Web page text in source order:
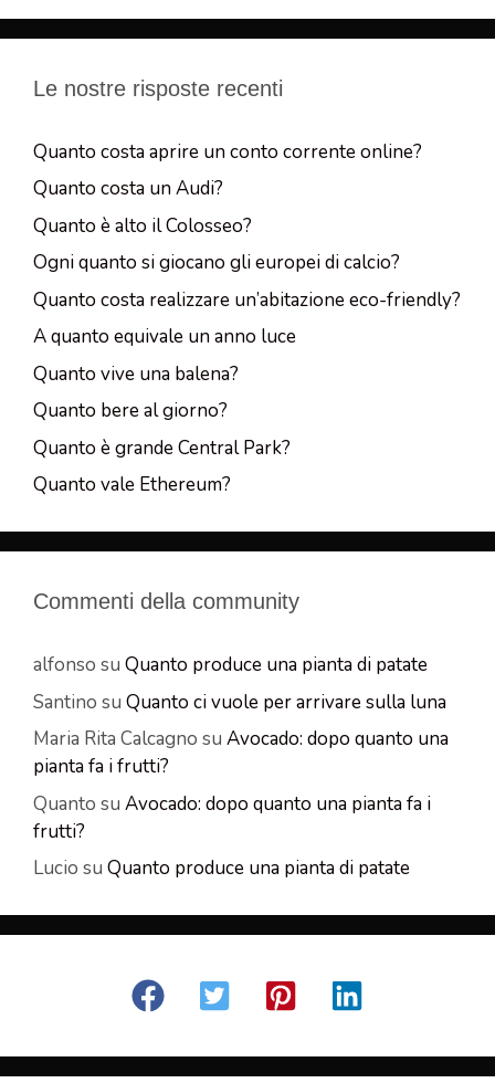
Le nostre risposte recenti
Quanto costa aprire un conto corrente online?
Quanto costa un Audi?
Quanto è alto il Colosseo?
Ogni quanto si giocano gli europei di calcio?
Quanto costa realizzare un’abitazione eco-friendly?
A quanto equivale un anno luce
Quanto vive una balena?
Quanto bere al giorno?
Quanto è grande Central Park?
Quanto vale Ethereum?
Commenti della community
alfonso su Quanto produce una pianta di patate
Santino su Quanto ci vuole per arrivare sulla luna
Maria Rita Calcagno su Avocado: dopo quanto una
pianta fa i frutti?
Quanto su Avocado: dopo quanto una pianta fa i
frutti?
Lucio su Quanto produce una pianta di patate